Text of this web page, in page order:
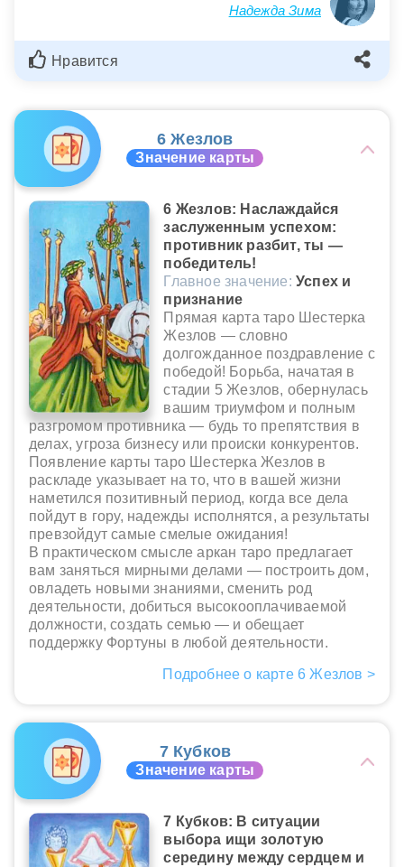
Надежда Зима
Нравится
6 Жезлов
Значение карты
6 Жезлов: Наслаждайся
заслуженным успехом:
противник разбит, ты —
победитель!
Главное значение: Успех и
признание
Прямая карта таро Шестерка
Жезлов — словно
долгожданное поздравление с
победой! Борьба, начатая в
стадии 5 Жезлов, обернулась
вашим триумфом и полным
разгромом противника — будь то препятствия в
делах, угроза бизнесу или происки конкурентов.
Появление карты таро Шестерка Жезлов в
раскладе указывает на то, что в вашей жизни
наметился позитивный период, когда все дела
пойдут в гору, надежды исполнятся, а результаты
превзойдут самые смелые ожидания!
В практическом смысле аркан таро предлагает
вам заняться мирными делами — построить дом,
овладеть новыми знаниями, сменить род
деятельности, добиться высокооплачиваемой
должности, создать семью — и обещает
поддержку Фортуны в любой деятельности.
Подробнее о карте 6 Жезлов >
7 Кубков
Значение карты
7 Кубков: В ситуации
выбора ищи золотую
середину между сердцем и